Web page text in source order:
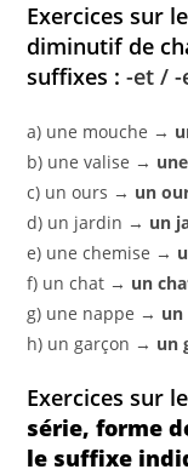
Exercices sur
diminutif de
suffixes : -et /
a) une mouche →
b) une valise →
c) un ours → un
d) un jardin → un
e) une chemise →
f) un chat → un
g) une nappe → un
h) un garçon → un
Exercices sur
série, forme
le suffixe